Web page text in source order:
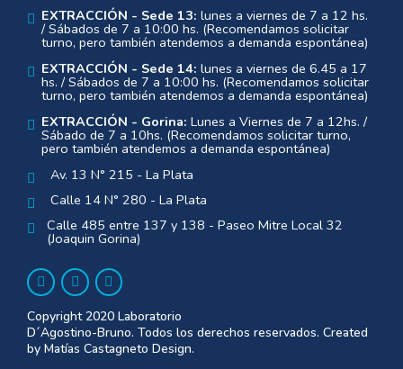
EXTRACCIÓN - Sede 13: lunes a viernes de 7 a 12 hs.
/ Sábados de 7 a 10:00 hs. (Recomendamos solicitar
turno, pero también atendemos a demanda espontánea)
EXTRACCIÓN - Sede 14: lunes a viernes de 6.45 a 17
hs. / Sábados de 7 a 10:00 hs. (Recomendamos solicitar
turno, pero también atendemos a demanda espontánea)
EXTRACCIÓN - Gorina: Lunes a Viernes de 7 a 12hs. /
Sábado de 7 a 10hs. (Recomendamos solicitar turno,
pero también atendemos a demanda espontánea)
Av. 13 N° 215 - La Plata
Calle 14 N° 280 - La Plata
Calle 485 entre 137 y 138 - Paseo Mitre Local 32
(Joaquin Gorina)
Copyright 2020 Laboratorio
D´Agostino-Bruno. Todos los derechos reservados. Created
by Matías Castagneto Design.